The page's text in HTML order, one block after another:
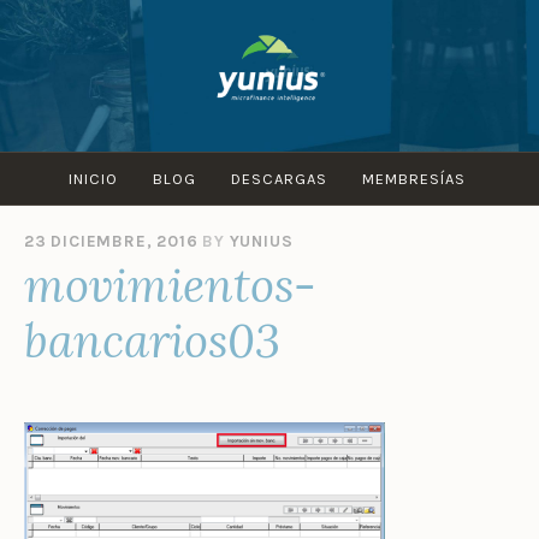
Skip
to
content
INICIO BLOG DESCARGAS MEMBRESÍAS
23 DICIEMBRE, 2016 BY YUNIUS
movimientos-
bancarios03